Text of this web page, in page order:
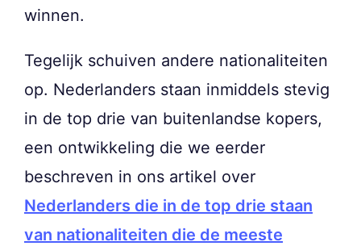
winnen.
Tegelijk schuiven andere nationaliteiten
op. Nederlanders staan inmiddels stevig
in de top drie van buitenlandse kopers,
een ontwikkeling die we eerder
beschreven in ons artikel over
Nederlanders die in de top drie staan
van nationaliteiten die de meeste